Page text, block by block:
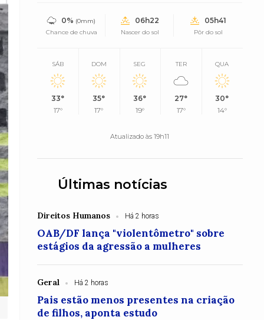
0% (0mm)
Chance de chuva
06h22
Nascer do sol
05h41
Pôr do sol
SÁB
33°
17°
DOM
35°
17°
SEG
36°
19°
TER
27°
17°
QUA
30°
14°
Atualizado às 19h11
Últimas notícias
Direitos Humanos Há 2 horas
OAB/DF lança "violentômetro" sobre
estágios da agressão a mulheres
Geral Há 2 horas
Pais estão menos presentes na criação
de filhos, aponta estudo